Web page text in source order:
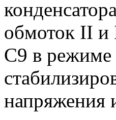
обмоток II и
С9 в режиме
напряжения